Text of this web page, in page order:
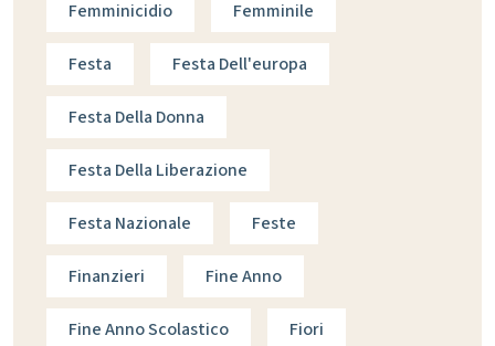
Femminicidio Femminile
Festa Festa Dell'europa
Festa Della Donna
Festa Della Liberazione
Festa Nazionale Feste
Finanzieri Fine Anno
Fine Anno Scolastico Fiori